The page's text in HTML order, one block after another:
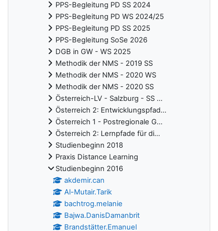
PPS-Begleitung PD SS 2024
PPS-Begleitung PD WS 2024/25
PPS-Begleitung PD SS 2025
PPS-Begleitung SoSe 2026
DGB in GW - WS 2025
Methodik der NMS - 2019 SS
Methodik der NMS - 2020 WS
Methodik der NMS - 2020 SS
Österreich-LV - Salzburg - SS ...
Österreich 2: Entwicklungspfad...
Österreich 1 - Postregionale G...
Österreich 2: Lernpfade für di...
Studienbeginn 2018
Praxis Distance Learning
Studienbeginn 2016
akdemir.can
Al-Mutair.Tarik
bachtrog.melanie
Bajwa.DanisDamanbrit
Brandstätter.Emanuel